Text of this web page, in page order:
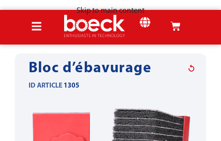
Skip to main content
Bloc d’ébavurage
ID ARTICLE 1305